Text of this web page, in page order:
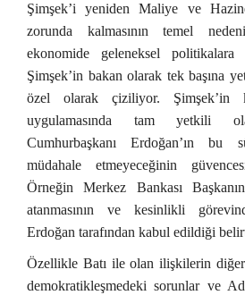
Şimşek’i yeniden Maliye ve
zorunda kalmasının temel
ekonomide geleneksel politikalara
Şimşek’in bakan olarak tek başına
özel olarak çiziliyor. Şimşek’in
uygulamasında tam yetkili
Cumhurbaşkanı Erdoğan’ın bu
müdahale etmeyeceğinin
Örneğin Merkez Bankası
atanmasının ve kesinlikli
Erdoğan tarafından kabul edildiği
Özellikle Batı ile olan ilişkilerin
demokratikleşmedeki sorunlar ve